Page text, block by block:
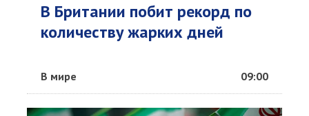
В Британии побит рекорд по
количеству жарких дней
В мире 09:00